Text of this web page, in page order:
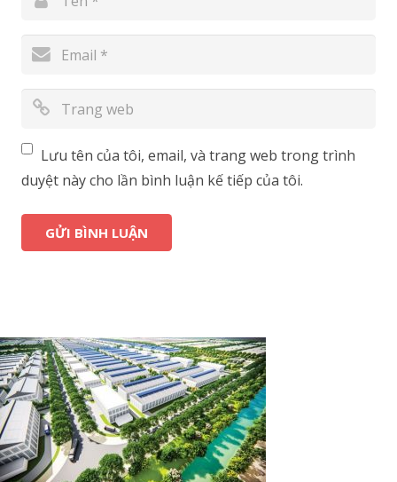
Lưu tên của tôi, email, và trang web trong trình
duyệt này cho lần bình luận kế tiếp của tôi.